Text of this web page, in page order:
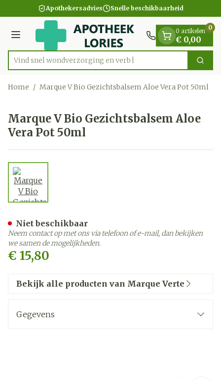
Ga naar de inhoudApothekersadvies Snelle beschikbaarheid
Menu
Product, merk, categorie...
Vind snel wondverzorging e Zoek
0 artikelen
€ 0,00
0
Home / Marque V Bio Gezichtsbalsem Aloe Vera Pot 50ml
Marque V Bio Gezichtsbalsem Aloe
Vera Pot 50ml
€ 15,80
Niet beschikbaar
Neem contact op met ons via telefoon of e-mail, dan bekijken
we samen de mogelijkheden.
Bekijk alle producten van Marque Verte
Gegevens